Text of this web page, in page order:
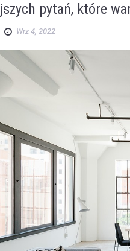
pytań, które
Wrz 4, 2022